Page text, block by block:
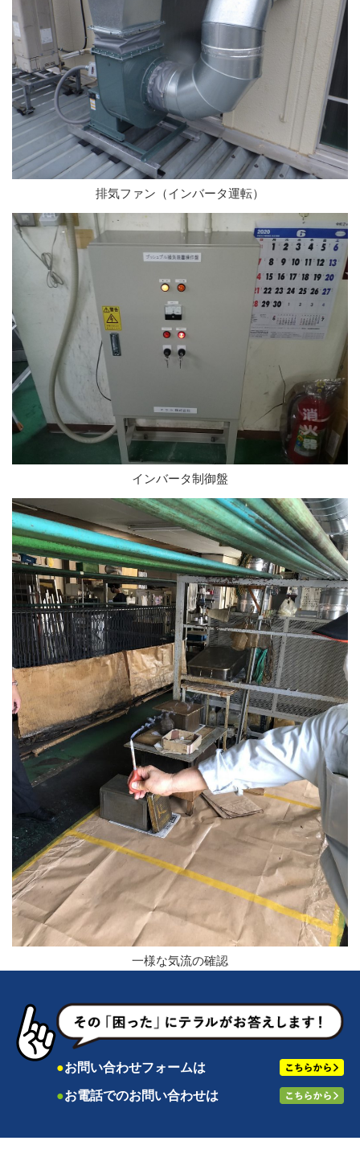
排気ファン（インバータ運転）
インバータ制御盤
一様な気流の確認
●お問い合わせフォームは
●お電話でのお問い合わせは